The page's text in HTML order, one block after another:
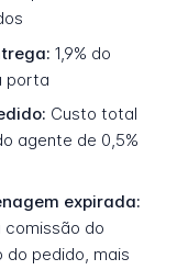
1,9% do
porta
Custo total
agente de 0,5%
expirada:
do
do pedido, mais